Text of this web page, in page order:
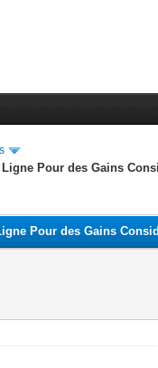
Pour des Gains
Pour des Gains